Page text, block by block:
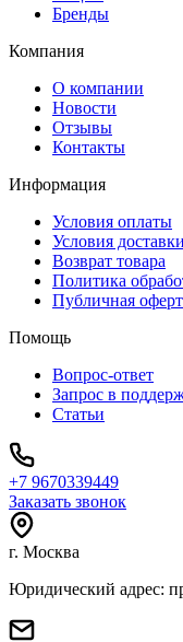
Бренды
Компания
О компании
Новости
Отзывы
Контакты
Информация
Условия оплаты
Условия доставки
Возврат товара
Политика
Публичная
Помощь
Вопрос-ответ
Запрос в
Статьи
+7 9670339449
Заказать звонок
г. Москва
Юридический адрес: